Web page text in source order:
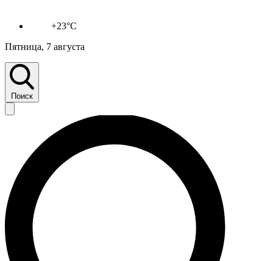
+23°C
Пятница, 7 августа
Поиск